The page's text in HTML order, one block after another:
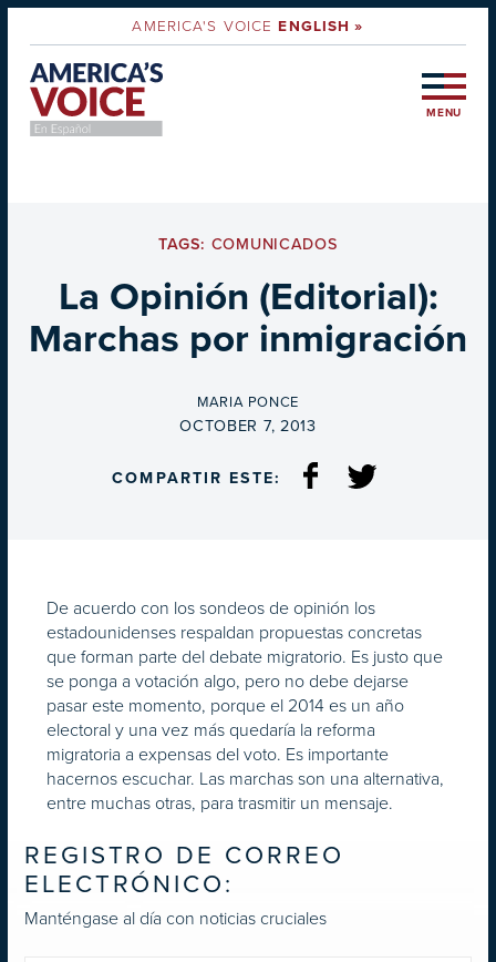
AMERICA'S VOICEENGLISH »
MENU
TAGS: COMUNICADOS
La Opinión (Editorial):
Marchas por inmigración
BY
MARIA PONCE
ON
OCTOBER 7, 2013
COMPARTIR ESTE:
De acuerdo con los sondeos de opinión los
estadounidenses respaldan propuestas concretas
que forman parte del debate migratorio. Es justo que
se ponga a votación algo, pero no debe dejarse
pasar este momento, porque el 2014 es un año
electoral y una vez más quedaría la reforma
migratoria a expensas del voto. Es importante
hacernos escuchar. Las marchas son una alternativa,
entre muchas otras, para trasmitir un mensaje.
REGISTRO DE CORREO
ELECTRÓNICO:
Manténgase al día con noticias cruciales